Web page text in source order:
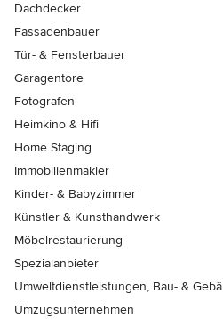
Dachdecker
Fassadenbauer
Tür- & Fensterbauer
Garagentore
Fotografen
Heimkino & Hifi
Home Staging
Immobilienmakler
Kinder- & Babyzimmer
Künstler & Kunsthandwerk
Möbelrestaurierung
Spezialanbieter
Umweltdienstleistungen, Bau- &
Umzugsunternehmen